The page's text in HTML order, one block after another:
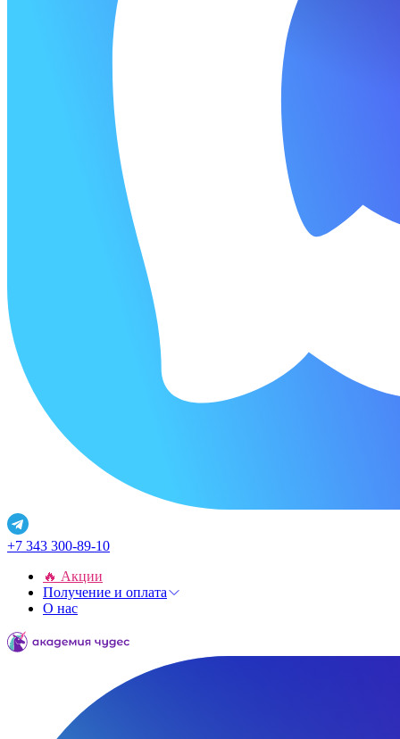
+7 343 300-89-10
🔥 Акции
Получение и оплата
О нас